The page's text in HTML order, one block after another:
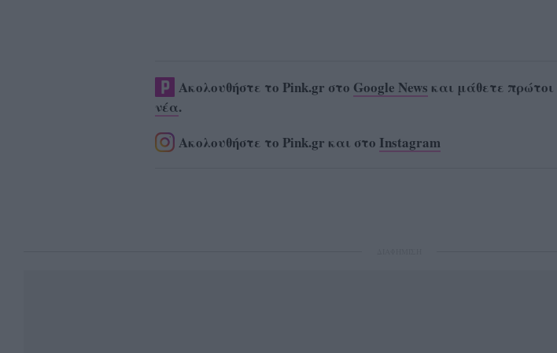
Ακολουθήστε το Pink.gr στο Google News και μάθετε πρώτοι
νέα.
Ακολουθήστε το Pink.gr και στο Instagram